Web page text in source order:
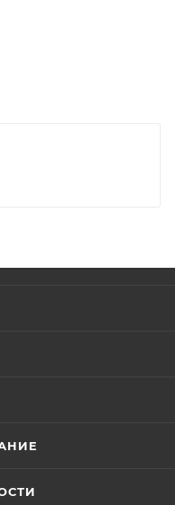
50Гц, 20 Вт;
поверхность или